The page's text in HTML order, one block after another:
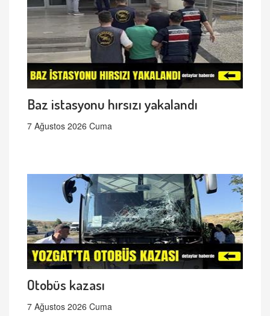
Baz istasyonu hırsızı yakalandı
7 Ağustos 2026 Cuma
Otobüs kazası
7 Ağustos 2026 Cuma